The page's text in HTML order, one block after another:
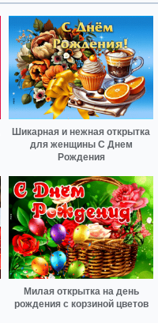
Шикарная и нежная открытка
для женщины С Днем
Рождения
Милая открытка на день
рождения с корзиной цветов